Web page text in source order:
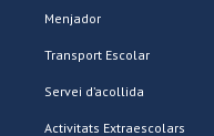
Menjador
Transport Escolar
Servei d’acollida
Activitats Extraescolars